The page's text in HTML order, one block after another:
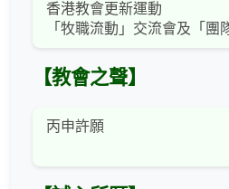
香港教會更新運動
「牧職流動」交流會及「團
【教會之聲】
丙申許願